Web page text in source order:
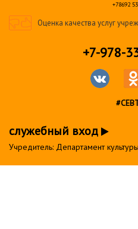
+78692
Оценка качества услуг
+7-978-
служебный вход
Учредитель: Департамент